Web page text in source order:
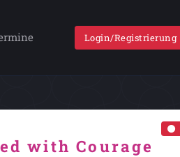
Login/Registrierung
with Courage